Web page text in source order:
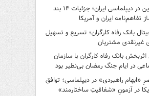
فصل نوین در دیپلماسی ایران؛ جزئیات ۱۴ بند
ایران و آمریکا
بانک رفاه کارگران؛ تسریع و تسهیل
غیرنقدی مشتریان
بانک رفاه کارگران با سازمان
در ایام جنگ رمضان بی‌نظیر بود
«ابهام راهبردی» در دیپلماسی؛ توافق
در آزمونِ «شفافیتِ ساختارمند»